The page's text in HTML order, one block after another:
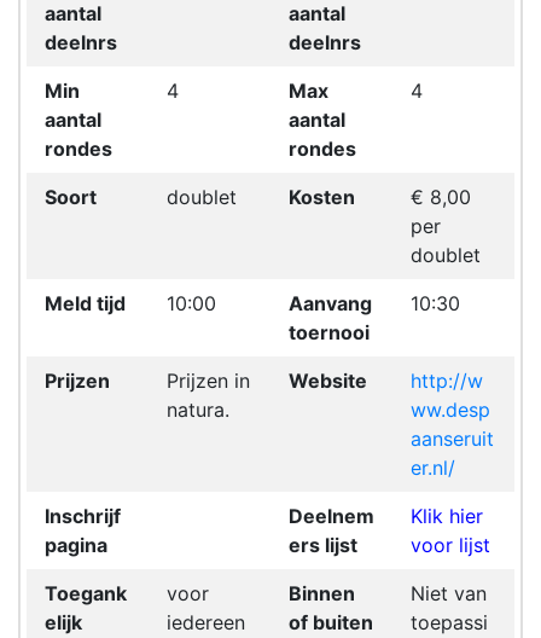
aantal
deelnrs
aantal
deelnrs
Min
aantal
rondes
4
Max
aantal
rondes
4
Soort doublet Kosten
€ 8,00
per
doublet
Meld tijd
10:00
Aanvang
toernooi
10:30
Prijzen
Prijzen in
natura.
Website
http://w
ww.desp
aanseruit
er.nl/
Inschrijf
pagina
Deelnem
ers lijst
Klik hier
voor lijst
Toegank
elijk
voor
iedereen
Binnen
of buiten
Niet van
toepassi